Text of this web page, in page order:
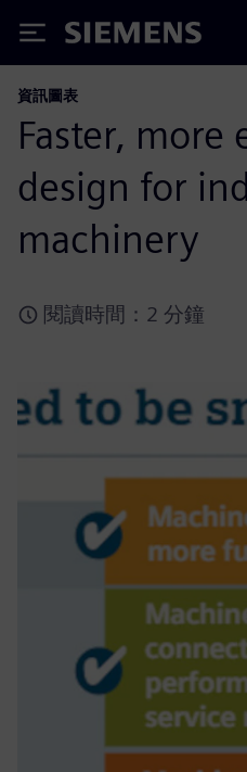
Siemens
資訊圖表
Faster, more
design for
machinery
閱讀時間：2 分鐘